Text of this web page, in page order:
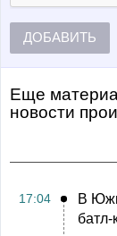
ДОБАВИТЬ
Еще
Новости
17:04
В
батл-